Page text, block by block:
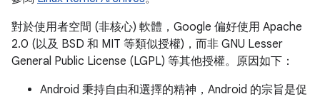
對於使用者空間 (非核心) 軟體，Google 偏好使用 Apache
2.0 (以及 BSD 和 MIT 等類似授權)，而非 GNU Lesser
General Public License (LGPL) 等其他授權。原因如下：
Android 秉持自由和選擇的精神，Android 的宗旨是促